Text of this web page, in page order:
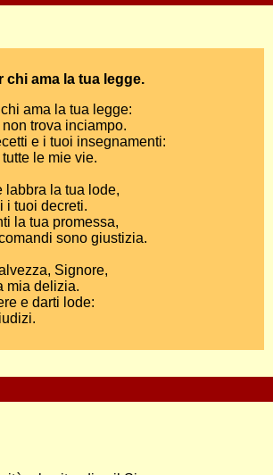
chi ama la tua legge.
ama la tua legge:
trova inciampo.
e i tuoi insegnamenti:
le mie vie.
labbra la tua lode,
i tuoi decreti.
la tua promessa,
sono giustizia.
Signore,
mia delizia.
e darti lode: